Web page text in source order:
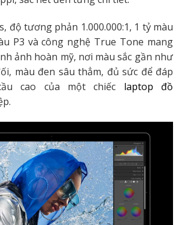
độ tương phản 1.000.000:1, 1 tỷ màu
P3 và công nghệ True Tone mang
ảnh hoàn mỹ, nơi màu sắc gần như
màu đen sâu thẳm, đủ sức để đáp
cao của một chiếc laptop đồ